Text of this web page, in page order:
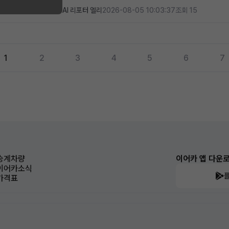
AI 리포터 엘리 2026-08-05 10:03:37조회 15
1 2 3 4 5 6 7
계차량
어카소식
격표
이어카 앱 다운